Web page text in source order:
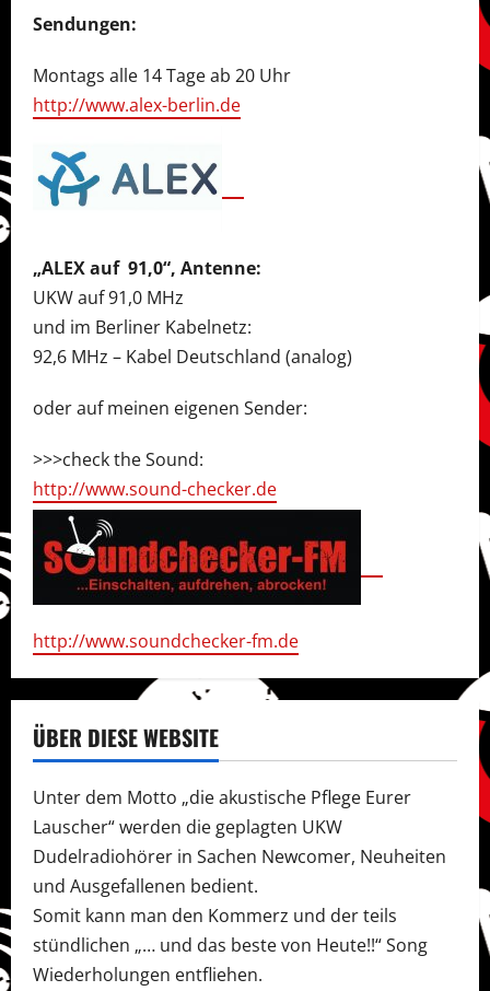
Sendungen:
Montags alle 14 Tage ab 20 Uhr
http://www.alex-berlin.de
„ALEX auf 91,0“, Antenne:
UKW auf 91,0 MHz
und im Berliner Kabelnetz:
92,6 MHz – Kabel Deutschland (analog)
oder auf meinen eigenen Sender:
>>>check the Sound:
http://www.sound-checker.de
http://www.soundchecker-fm.de
ÜBER DIESE WEBSITE
Unter dem Motto „die akustische Pflege Eurer
Lauscher“ werden die geplagten UKW
Dudelradiohörer in Sachen Newcomer, Neuheiten
und Ausgefallenen bedient.
Somit kann man den Kommerz und der teils
stündlichen „… und das beste von Heute!!“ Song
Wiederholungen entfliehen.